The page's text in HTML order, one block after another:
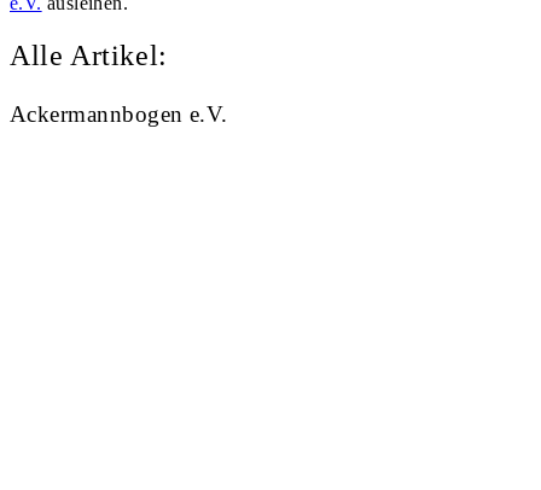
Alle Artikel:
Ackermannbogen e.V.